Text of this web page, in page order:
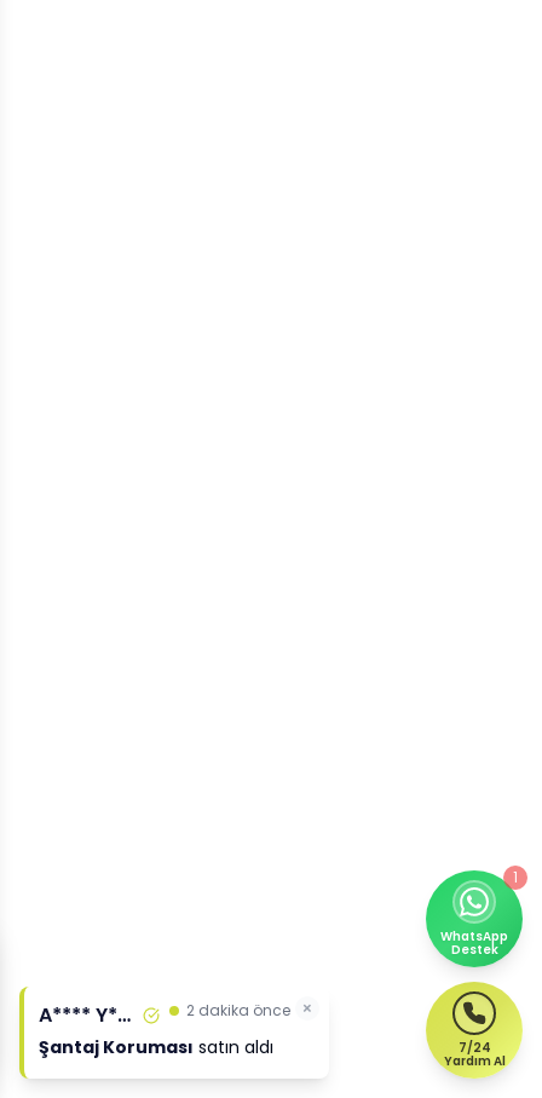
A**** Y**** 2 dakika önce
Şantaj Koruması satın aldı
×
7/24
Yardım Al
WhatsApp
Destek
1